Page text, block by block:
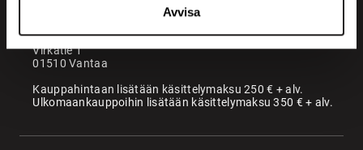
Avvisa
VANTAA
Virkatie 1
01510 Vantaa
Kauppahintaan lisätään käsittelymaksu 250 € + alv.
Ulkomaankauppoihin lisätään käsittelymaksu 350 € + alv.